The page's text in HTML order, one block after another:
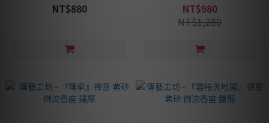
NT$880
NT$980
NT$1,280